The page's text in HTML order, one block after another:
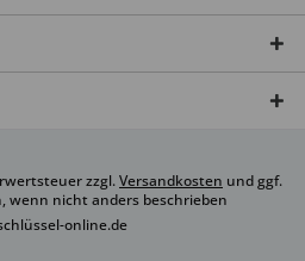
zzgl.Versandkosten und ggf.
wenn nicht anders beschrieben
online.de